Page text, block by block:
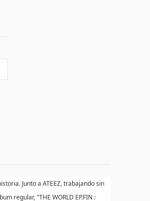
Junto a ATEEZ, trabajando sin
regular, "THE WORLD EP.FIN :